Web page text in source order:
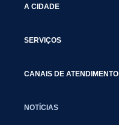
A CIDADE
SERVIÇOS
CANAIS DE ATENDIMENTO
NOTÍCIAS